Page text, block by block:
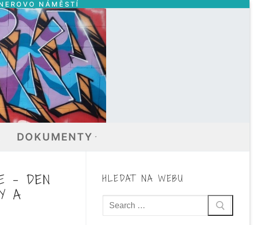
NÁMĚSTÍ
DOKUMENTY
– DEN
A
HLEDAT NA WEBU
Hledat: